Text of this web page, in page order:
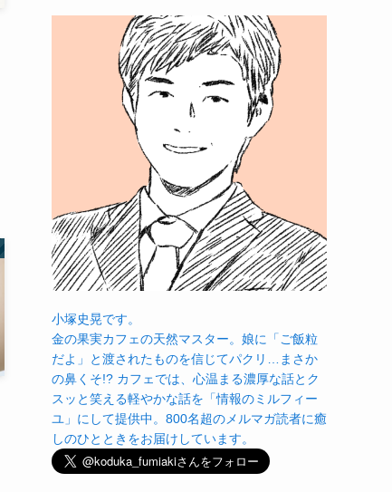
小塚史晃です。
金の果実カフェの天然マスター。娘に「ご飯粒
だよ」と渡されたものを信じてパクリ…まさか
の鼻くそ!? カフェでは、心温まる濃厚な話とク
スッと笑える軽やかな話を「情報のミルフィー
ユ」にして提供中。800名超のメルマガ読者に癒
しのひとときをお届けしています。